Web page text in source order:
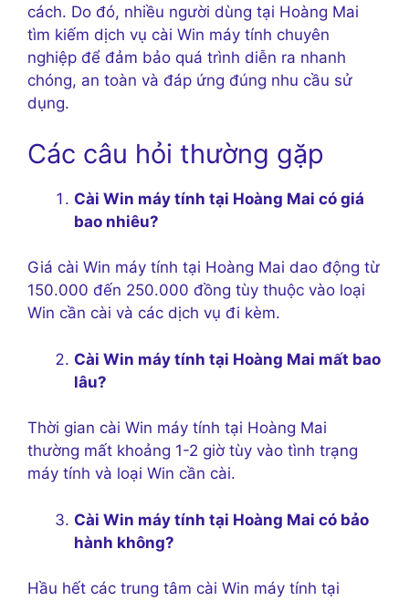
cách. Do đó, nhiều người dùng tại Hoàng Mai
tìm kiếm dịch vụ cài Win máy tính chuyên
nghiệp để đảm bảo quá trình diễn ra nhanh
chóng, an toàn và đáp ứng đúng nhu cầu sử
dụng.
Các câu hỏi thường gặp
Cài Win máy tính tại Hoàng Mai có giá
bao nhiêu?
Giá cài Win máy tính tại Hoàng Mai dao động từ
150.000 đến 250.000 đồng tùy thuộc vào loại
Win cần cài và các dịch vụ đi kèm.
Cài Win máy tính tại Hoàng Mai mất bao
lâu?
Thời gian cài Win máy tính tại Hoàng Mai
thường mất khoảng 1-2 giờ tùy vào tình trạng
máy tính và loại Win cần cài.
Cài Win máy tính tại Hoàng Mai có bảo
hành không?
Hầu hết các trung tâm cài Win máy tính tại